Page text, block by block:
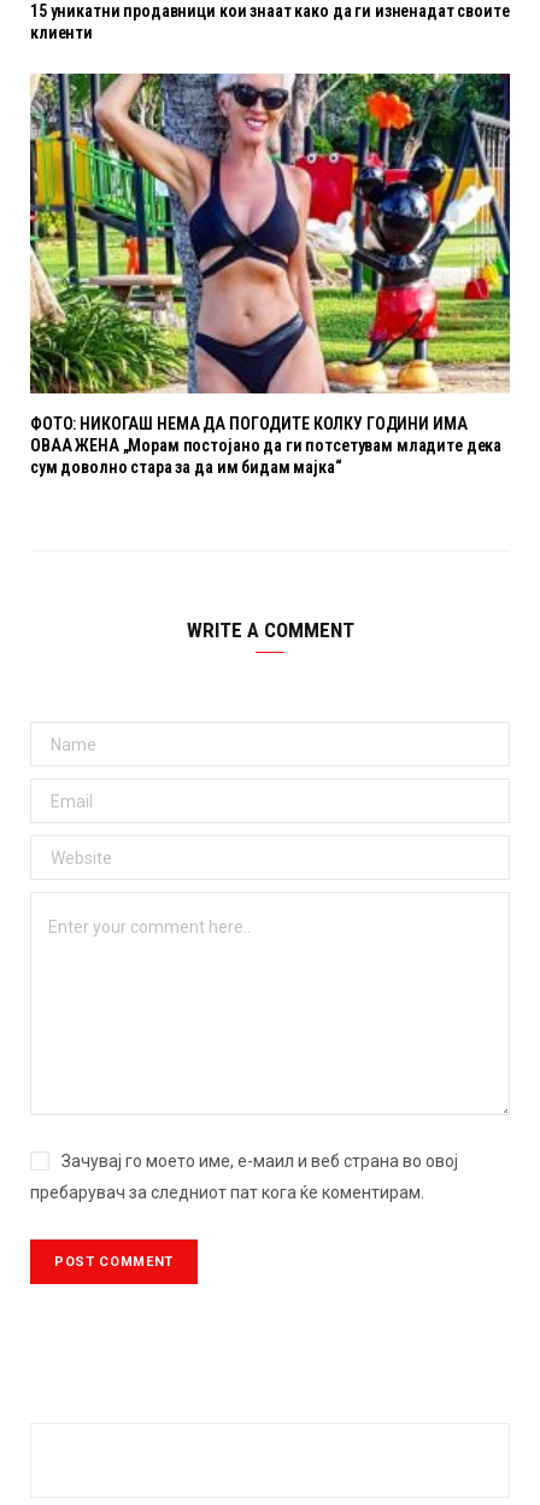
15 уникатни продавници кои знаат како да ги изненадат своите
клиенти
ФОТО: НИКОГАШ НЕМА ДА ПОГОДИТЕ КОЛКУ ГОДИНИ ИМА
ОВАА ЖЕНА „Морам постојано да ги потсетувам младите дека
сум доволно стара за да им бидам мајка“
WRITE A COMMENT
Зачувај го моето име, е-маил и веб страна во овој
пребарувач за следниот пат кога ќе коментирам.